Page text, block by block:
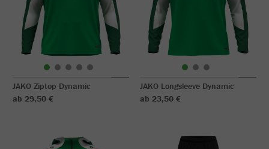
JAKO Ziptop Dynamic
ab 29,50 €
JAKO Longsleeve Dynamic
ab 23,50 €